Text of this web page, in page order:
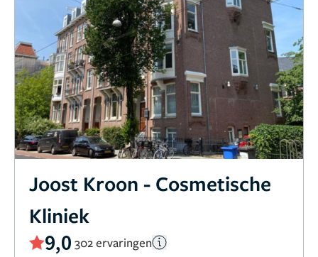
Joost Kroon - Cosmetische
Kliniek
9,0 302 ervaringen